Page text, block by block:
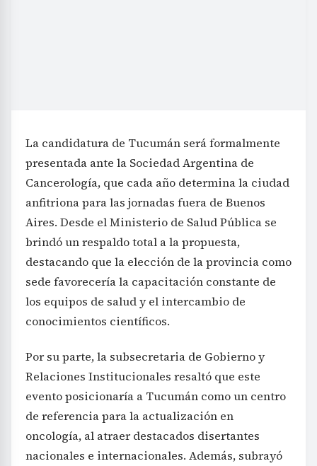
La candidatura de Tucumán será formalmente
presentada ante la Sociedad Argentina de
Cancerología, que cada año determina la ciudad
anfitriona para las jornadas fuera de Buenos
Aires. Desde el Ministerio de Salud Pública se
brindó un respaldo total a la propuesta,
destacando que la elección de la provincia como
sede favorecería la capacitación constante de
los equipos de salud y el intercambio de
conocimientos científicos.
Por su parte, la subsecretaria de Gobierno y
Relaciones Institucionales resaltó que este
evento posicionaría a Tucumán como un centro
de referencia para la actualización en
oncología, al atraer destacados disertantes
nacionales e internacionales. Además, subrayó